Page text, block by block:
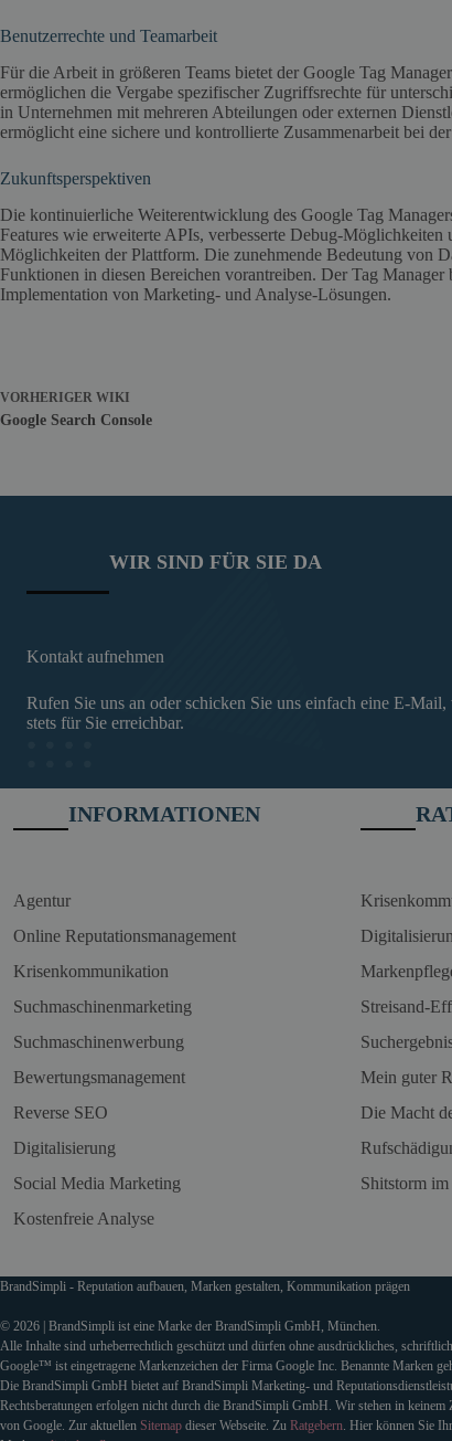
Benutzerrechte und Teamarbeit
Für die Arbeit in größeren Teams bietet der Google Tag
ermöglichen die Vergabe spezifischer Zugriffsrechte für
in Unternehmen mit mehreren Abteilungen oder externen
ermöglicht eine sichere und kontrollierte Zusammenarbeit bei
Zukunftsperspektiven
Die kontinuierliche Weiterentwicklung des Google Tag
Features wie erweiterte APIs, verbesserte Debug-
Möglichkeiten der Plattform. Die zunehmende Bedeutung von
Funktionen in diesen Bereichen vorantreiben. Der Tag
Implementation von Marketing- und Analyse-Lösungen.
VORHERIGER WIKI
Google Search Console
WIR SIND FÜR SIE DA
Kontakt aufnehmen
Rufen Sie uns an oder schicken Sie uns einfach eine E-
stets für Sie erreichbar.
INFORMATIONEN
Agentur
Online Reputationsmanagement
Krisenkommunikation
Suchmaschinenmarketing
Suchmaschinenwerbung
Bewertungsmanagement
Reverse SEO
Digitalisierung
Social Media Marketing
Kostenfreie Analyse
Streisand-
Mein guter
Die Macht
Shitstorm
BrandSimpli - Reputation aufbauen, Marken gestalten, Kommunikation prägen
© 2026 | BrandSimpli ist eine Marke der BrandSimpli GmbH, München.
Alle Inhalte sind urheberrechtlich geschützt und dürfen ohne ausdrückliches,
Google™ ist eingetragene Markenzeichen der Firma Google Inc. Benannte Marken
Die BrandSimpli GmbH bietet auf BrandSimpli Marketing- und
Rechtsberatungen erfolgen nicht durch die BrandSimpli GmbH. Wir stehen in keinem
von Google. Zur aktuellen Sitemap dieser Webseite. Zu Ratgebern . Hier können Sie